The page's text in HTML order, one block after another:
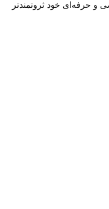
حرفه‌ای خود ثروتمندتر